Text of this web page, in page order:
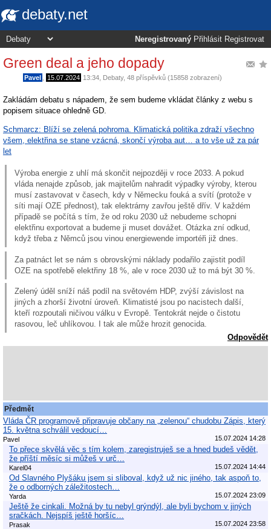
debaty.net
Neregistrovaný Přihlásit Registrovat
Green deal a jeho dopady
Pavel 15.07.2024 13:34 Debaty, 48 příspěvků (15858 zobrazení)
Zakládám debatu s nápadem, že sem budeme vkládat články z webu s
popisem situace ohledně GD.
Schmarcz: Blíží se zelená pohroma. Klimatická politika zdraží všechno
všem, elektřina se stane vzácná, skončí výroba aut… a to vše už za pár
let
Výroba energie z uhlí má skončit nejpozději v roce 2033. A pokud
vláda nenajde způsob, jak majitelům nahradit výpadky výroby, kterou
musí zastavovat v časech, kdy v Německu fouká a svítí (protože v
síti mají OZE přednost), tak elektrárny zavřou ještě dřív. V každém
případě se počítá s tím, že od roku 2030 už nebudeme schopni
elektřinu exportovat a budeme ji muset dovážet. Otázka zní odkud,
když třeba z Němců jsou vinou energiewende importéři již dnes.
Za patnáct let se nám s obrovskými náklady podařilo zajistit podíl
OZE na spotřebě elektřiny 18 %, ale v roce 2030 už to má být 30 %.
Zelený úděl sníží náš podíl na světovém HDP, zvýší závislost na
jiných a zhorší životní úroveň. Klimatisté jsou po nacistech další,
kteří rozpoutali ničivou válku v Evropě. Tentokrát nejde o čistotu
rasovou, leč uhlíkovou. I tak ale může hrozit genocida.
Odpovědět
Předmět
Vláda ČR programově připravuje občany na „zelenou“ chudobu Zápis, který
15. května schválil vedoucí…
Pavel 15.07.2024 14:28
To přece skvělá věc s tím kolem, zaregistruješ se a hned budeš vědět,
že příští měsíc si můžeš v urč…
Karel04 15.07.2024 14:44
Od Slavného Plyšáku jsem si sliboval, když už nic jiného, tak aspoň to,
že o odborných záležitostech…
Yarda 15.07.2024 23:09
Ještě že cinkali. Možná by tu nebyl grýndýl, ale byli bychom v jiných
sračkách. Nejspíš ještě horšíc…
Prasak 15.07.2024 23:58